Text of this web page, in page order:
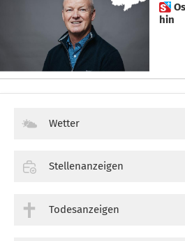
 Oscar Alfreider schmeißt
hin
Wetter
Stellenanzeigen
Todesanzeigen